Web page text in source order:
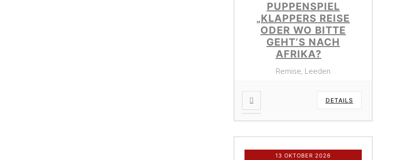
PUPPENSPIEL
„KLAPPERS REISE
ODER WO BITTE
GEHT’S NACH
AFRIKA?
Remise, Leeden
DETAILS
13 OKTOBER 2026